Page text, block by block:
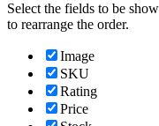
Select the fields to be
to rearrange the order.
Image
SKU
Rating
Price